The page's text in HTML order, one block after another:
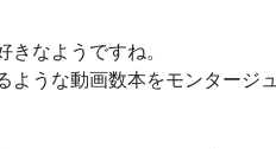
なようですね。
うな動画数本をモンタージ